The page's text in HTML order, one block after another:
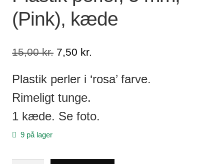
Min Konto
(Pink), kæde
15,00kr. Den
pris
var:
15,00 kr..
7,50 kr.
pris
er:
Plastik perler i ‘rosa’ farve.
Rimeligt tunge.
1 kæde. Se foto.
9 på lager